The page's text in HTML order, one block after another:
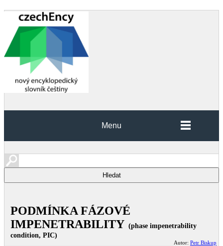
Menu
PODMÍNKA FÁZOVÉ
IMPENETRABILITY (phase impenetrability
condition, PIC)
Autor: Petr Biskup